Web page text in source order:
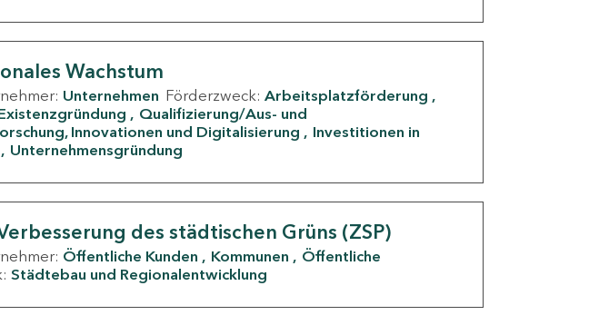
Wachstum
Unternehmen Förderzweck: Arbeitsplatzförderung
Qualifizierung/Aus- und
Innovationen und Digitalisierung
Investitionen in
Unternehmensgründung
des städtischen Grüns (ZSP)
Öffentliche Kunden Kommunen
Öffentliche
Städtebau und Regionalentwicklung